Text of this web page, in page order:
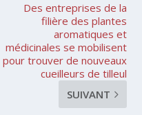
Des entreprises de la
filière des plantes
aromatiques et
médicinales se mobilisent
pour trouver de nouveaux
cueilleurs de tilleul
SUIVANT